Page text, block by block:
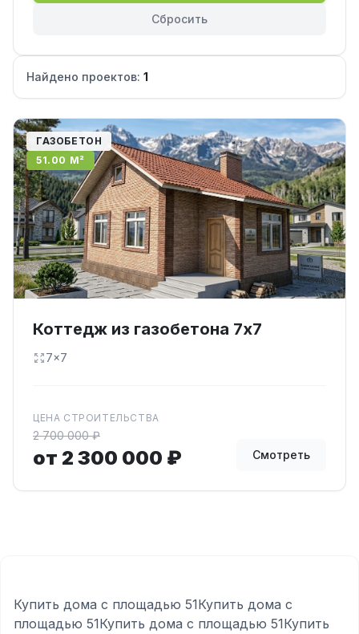
Сбросить
Найдено проектов: 1
ГАЗОБЕТОН
51.00 М²
Коттедж из газобетона 7х7
7x7
ЦЕНА СТРОИТЕЛЬСТВА
2 700 000 ₽
от 2 300 000 ₽ Смотреть
Купить дома с площадью 51Купить дома с
площадью 51Купить дома с площадью 51Купить